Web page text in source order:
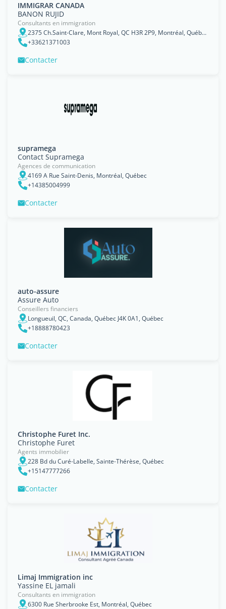
IMMIGRAR CANADA
BANON RUJID
Consultants en immigration
2375 Ch.Saint-Clare, Mont Royal, QC H3R 2P9, Montréal, Québec
+33621371003
Contacter
supramega
Contact Supramega
Agences de communication
4169 A Rue Saint-Denis, Montréal, Québec
+14385004999
Contacter
auto-assure
Assure Auto
Conseillers financiers
Longueuil, QC, Canada, Québec J4K 0A1, Québec
+18888780423
Contacter
Christophe Furet Inc.
Christophe Furet
Agents immobilier
228 Bd du Curé-Labelle, Sainte-Thérèse, Québec
+15147777266
Contacter
Limaj Immigration inc
Yassine EL jamali
Consultants en immigration
6300 Rue Sherbrooke Est, Montréal, Québec